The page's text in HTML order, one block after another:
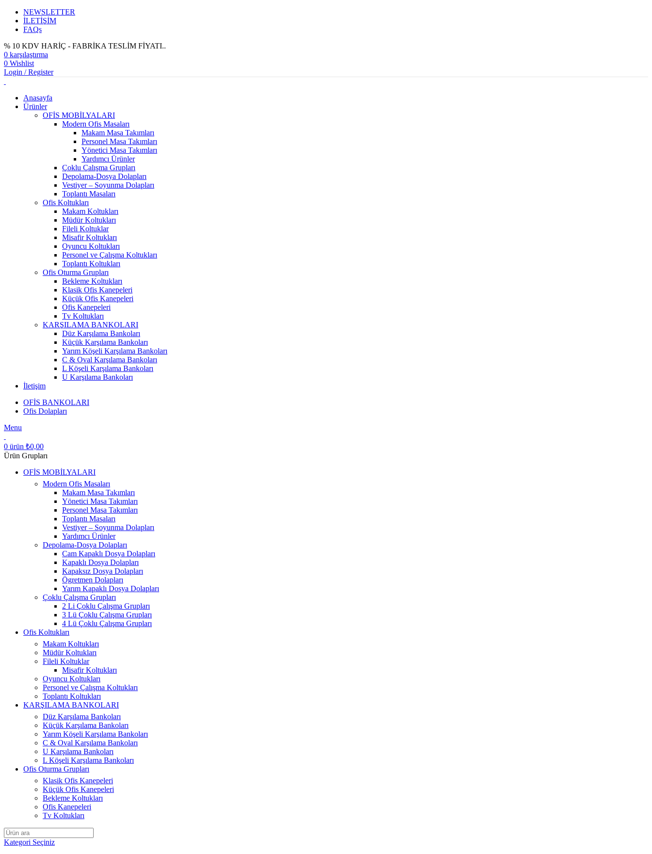
NEWSLETTER
İLETİŞİM
FAQs
% 10 KDV HARİÇ - FABRİKA TESLİM FİYATI..
0 karşılaştırma
0 Wishlist
Login / Register
Anasayfa
Ürünler
OFİS MOBİLYALARI
Modern Ofis Masaları
Makam Masa Takımları
Personel Masa Takımları
Yönetici Masa Takımları
Yardımcı Ürünler
Çoklu Çalışma Grupları
Depolama-Dosya Dolapları
Vestiyer – Soyunma Dolapları
Toplantı Masaları
Ofis Koltukları
Makam Koltukları
Müdür Koltukları
Fileli Koltuklar
Misafir Koltukları
Oyuncu Koltukları
Personel ve Çalışma Koltukları
Toplantı Koltukları
Ofis Oturma Grupları
Bekleme Koltukları
Klasik Ofis Kanepeleri
Küçük Ofis Kanepeleri
Ofis Kanepeleri
Tv Koltukları
KARŞILAMA BANKOLARI
Düz Karşılama Bankoları
Küçük Karşılama Bankoları
Yarım Köşeli Karşılama Bankoları
C & Oval Karşılama Bankoları
L Köşeli Karşılama Bankoları
U Karşılama Bankoları
İletişim
OFİS BANKOLARI
Ofis Dolapları
Menu
0 ürün ₺0,00
Ürün Grupları
OFİS MOBİLYALARI
Modern Ofis Masaları
Makam Masa Takımları
Yönetici Masa Takımları
Personel Masa Takımları
Toplantı Masaları
Vestiyer – Soyunma Dolapları
Yardımcı Ürünler
Depolama-Dosya Dolapları
Cam Kapaklı Dosya Dolapları
Kapaklı Dosya Dolapları
Kapaksız Dosya Dolapları
Ögretmen Dolapları
Yarım Kapaklı Dosya Dolapları
Çoklu Çalışma Grupları
2 Li Çoklu Çalışma Grupları
3 Lü Çoklu Çalışma Grupları
4 Lü Çoklu Çalışma Grupları
Ofis Koltukları
Makam Koltukları
Müdür Koltukları
Fileli Koltuklar
Misafir Koltukları
Oyuncu Koltukları
Personel ve Çalışma Koltukları
Toplantı Koltukları
KARŞILAMA BANKOLARI
Düz Karşılama Bankoları
Küçük Karşılama Bankoları
Yarım Köşeli Karşılama Bankoları
C & Oval Karşılama Bankoları
U Karşılama Bankoları
L Köşeli Karşılama Bankoları
Ofis Oturma Grupları
Klasik Ofis Kanepeleri
Küçük Ofis Kanepeleri
Bekleme Koltukları
Ofis Kanepeleri
Tv Koltukları
Kategori Seçiniz